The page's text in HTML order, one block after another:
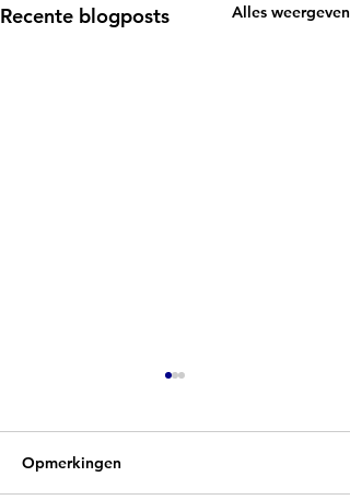
Recente blogposts Alles weergeven
Opmerkingen